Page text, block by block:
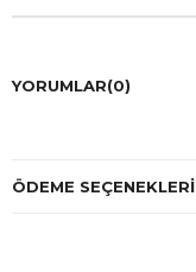
YORUMLAR(0)
ÖDEME SEÇENEKLERI